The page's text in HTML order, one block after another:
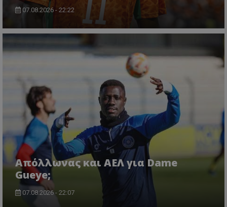
07.08.2026 - 22:22
Απόλλωνας και ΑΕΛ για Dame
Gueye;
07.08.2026 - 22:07